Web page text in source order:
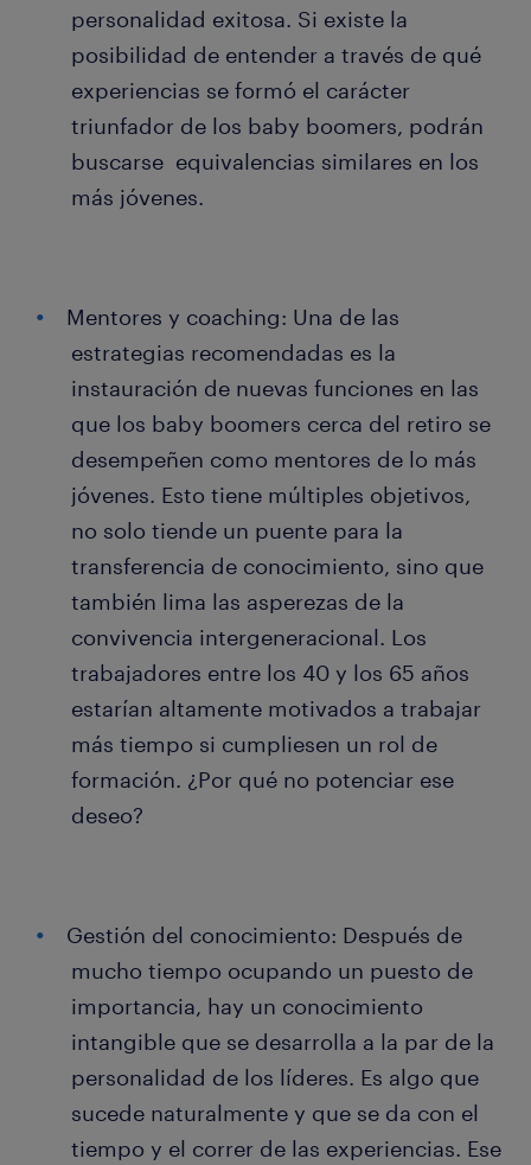
personalidad exitosa. Si existe la
posibilidad de entender a través de qué
experiencias se formó el carácter
triunfador de los baby boomers, podrán
buscarse equivalencias similares en los
más jóvenes.
Mentores y coaching: Una de las
estrategias recomendadas es la
instauración de nuevas funciones en las
que los baby boomers cerca del retiro se
desempeñen como mentores de lo más
jóvenes. Esto tiene múltiples objetivos,
no solo tiende un puente para la
transferencia de conocimiento, sino que
también lima las asperezas de la
convivencia intergeneracional. Los
trabajadores entre los 40 y los 65 años
estarían altamente motivados a trabajar
más tiempo si cumpliesen un rol de
formación. ¿Por qué no potenciar ese
deseo?
Gestión del conocimiento: Después de
mucho tiempo ocupando un puesto de
importancia, hay un conocimiento
intangible que se desarrolla a la par de la
personalidad de los líderes. Es algo que
sucede naturalmente y que se da con el
tiempo y el correr de las experiencias. Ese